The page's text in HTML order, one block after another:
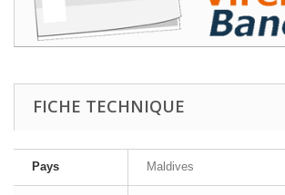
FICHE TECHNIQUE
Pays Maldives